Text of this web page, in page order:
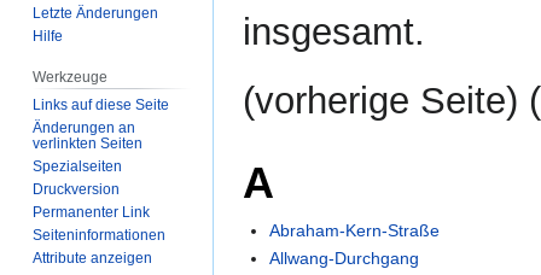
insgesamt.
(vorherige Seite) (
A
Abraham-Kern-Straße
Allwang-Durchgang
Letzte Änderungen
Hilfe
Werkzeuge
Links auf diese Seite
Änderungen an
verlinkten Seiten
Spezialseiten
Druckversion
Permanenter Link
Seiten­­informationen
Attribute anzeigen